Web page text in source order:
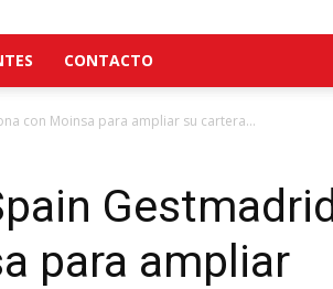
CONTACTO
con Moinsa para ampliar su cartera...
Gestmadrid
para ampliar